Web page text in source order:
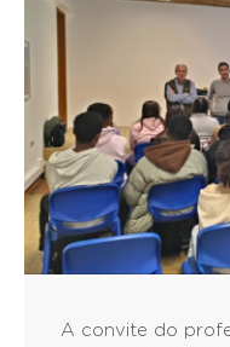
A convite do